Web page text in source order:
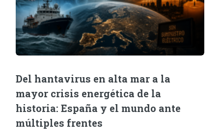
Del hantavirus en alta mar a la
mayor crisis energética de la
historia: España y el mundo ante
múltiples frentes